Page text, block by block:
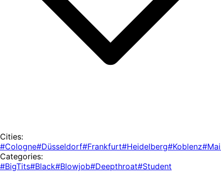
Cities:
#Cologne#Düsseldorf#Frankfurt#Heidelberg#Koblenz
Categories:
#BigTits#Black#Blowjob#Deepthroat#Student